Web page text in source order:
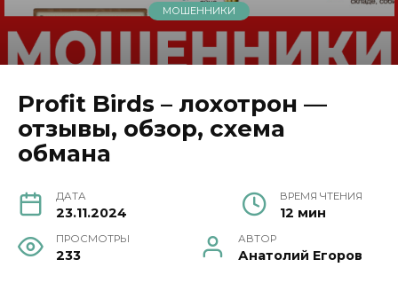
МОШЕННИКИ
Profit Birds – лохотрон —
отзывы, обзор, схема
обмана
ДАТА
23.11.2024
ВРЕМЯ ЧТЕНИЯ
12 мин
ПРОСМОТРЫ
233
АВТОР
Анатолий Егоров